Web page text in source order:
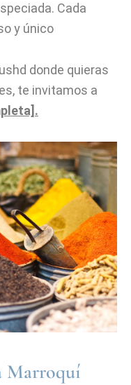
Cada
y único
donde quieras
te invitamos a
Marroquí